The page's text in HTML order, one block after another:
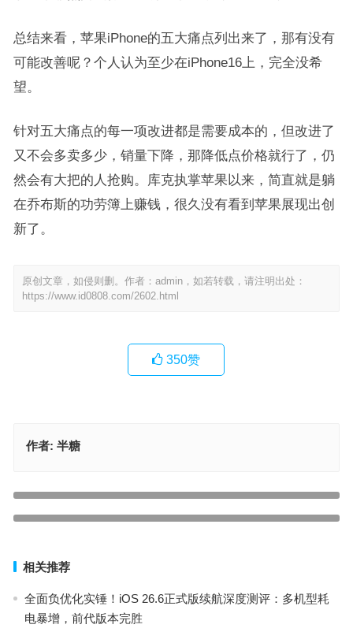
总结来看，苹果iPhone的五大痛点列出来了，那有没有
可能改善呢？个人认为至少在iPhone16上，完全没希
望。
针对五大痛点的每一项改进都是需要成本的，但改进了
又不会多卖多少，销量下降，那降低点价格就行了，仍
然会有大把的人抢购。库克执掌苹果以来，简直就是躺
在乔布斯的功劳簿上赚钱，很久没有看到苹果展现出创
新了。
原创文章，如侵则删。作者：admin，如若转载，请注明出处：
https://www.id0808.com/2602.html
350赞
作者: 半糖
相关推荐
全面负优化实锤！iOS 26.6正式版续航深度测评：多机型耗
电暴增，前代版本完胜